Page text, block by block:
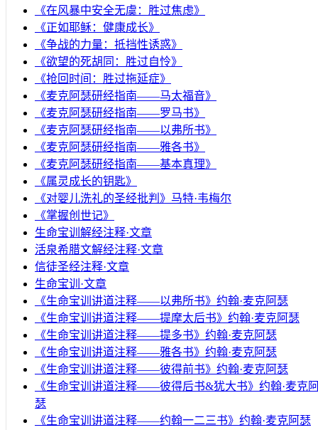
《在风暴中安全无虞：胜过焦虑》
《正如耶稣：健康成长》
《争战的力量：抵挡性诱惑》
《欲望的死胡同：胜过自怜》
《抢回时间：胜过拖延症》
《麦克阿瑟研经指南——马太福音》
《麦克阿瑟研经指南——罗马书》
《麦克阿瑟研经指南——以弗所书》
《麦克阿瑟研经指南——雅各书》
《麦克阿瑟研经指南——基本真理》
《属灵成长的钥匙》
《对婴儿洗礼的圣经批判》马特·韦梅尔
《掌握创世记》
生命宝训解经注释·文章
活泉希腊文解经注释·文章
信徒圣经注释·文章
生命宝训·文章
《生命宝训讲道注释——以弗所书》约翰·麦克阿瑟
《生命宝训讲道注释——提摩太后书》约翰·麦克阿瑟
《生命宝训讲道注释——提多书》约翰·麦克阿瑟
《生命宝训讲道注释——雅各书》约翰·麦克阿瑟
《生命宝训讲道注释——彼得前书》约翰·麦克阿瑟
《生命宝训讲道注释——彼得后书&犹大书》约翰·麦克
瑟
《生命宝训讲道注释——约翰一二三书》约翰·麦克阿瑟